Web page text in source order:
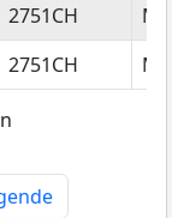
2751CH
2751CH